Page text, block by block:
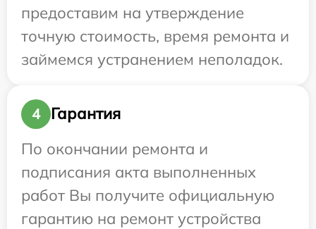
предоставим на утверждение
точную стоимость, время ремонта и
займемся устранением неполадок.
4
Гарантия
По окончании ремонта и
подписания акта выполненных
работ Вы получите официальную
гарантию на ремонт устройства